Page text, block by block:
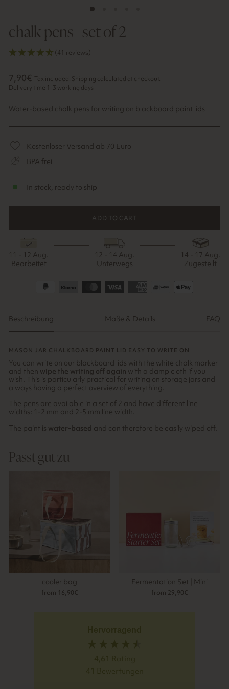
chalk pens | set of 2
(41 reviews)
Regular
price
7,90€ Tax included. Shipping calculated at checkout.
Delivery time 1-3 working days
Water-based chalk pens for writing on blackboard paint lids
Kostenloser Versand ab 70 Euro
BPA frei
In stock, ready to ship
ADD TO CART
11 - 12 Aug.
Bearbeitet
12 - 14 Aug.
Unterwegs
14 - 17 Aug.
Zugestellt
Beschreibung Maße & Details FAQ
MASON JAR CHALKBOARD PAINT LID EASY TO WRITE ON
You can write on our blackboard lids with the white chalk marker
and then wipe the writing off again with a damp cloth if you
wish. This is particularly practical for writing on storage jars and
always having a perfect overview of everything.
The pens are available in a set of 2 and have different line
widths: 1-2 mm and 2-5 mm line width.
The paint is water-based and can therefore be easily wiped off.
Passt gut zu
cooler bag
from 16,90€
Fermentation Set | Mini
from 29,90€